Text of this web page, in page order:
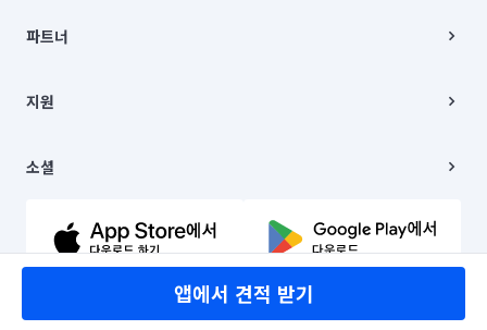
앱에서 견적 받기
주소 | 본사: 서울특별시 종로구 율곡로 6(중학동, 트윈트리빌딩) B동 5층
컨택센터 : 서울특별시 종로구 수송동 율곡로 24, 7층, 8층 미소
상품, 상품정보, 거래에 관한 의무와 책임은 거래당사자에게 있습니다.
언론 보도 관련 문의:
© 유한회사 미소. Miso, Inc. All Rights Reserved.
채용
파트너
이사
지원
이용약관
문의하기
소셜
유튜브